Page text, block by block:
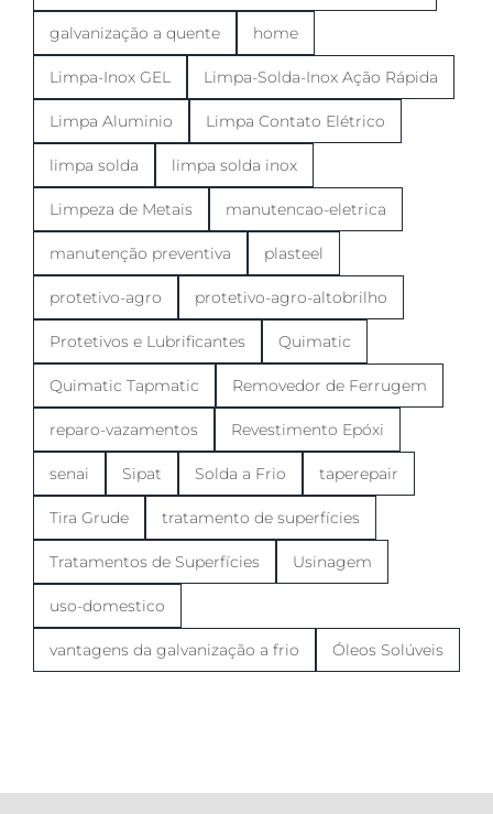
galvanização a quente home
Limpa-Inox GEL Limpa-Solda-Inox Ação Rápida
Limpa Aluminio Limpa Contato Elétrico
limpa solda limpa solda inox
Limpeza de Metais manutencao-eletrica
manutenção preventiva plasteel
protetivo-agro protetivo-agro-altobrilho
Protetivos e Lubrificantes Quimatic
Quimatic Tapmatic Removedor de Ferrugem
reparo-vazamentos Revestimento Epóxi
senai Sipat Solda a Frio taperepair
Tira Grude tratamento de superfícies
Tratamentos de Superfícies Usinagem
uso-domestico
vantagens da galvanização a frio Óleos Solúveis